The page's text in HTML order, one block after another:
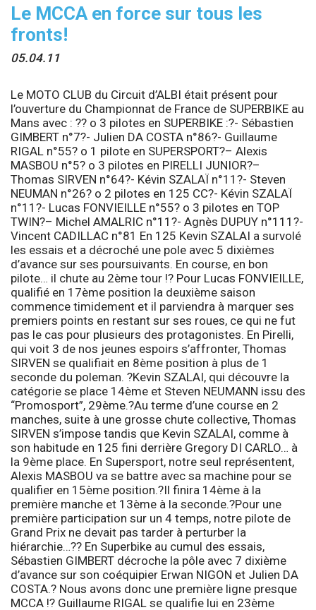
Le MCCA en force sur tous les
fronts!
05.04.11
Le MOTO CLUB du Circuit d’ALBI était présent pour
l’ouverture du Championnat de France de SUPERBIKE au
Mans avec : ?? o 3 pilotes en SUPERBIKE :?- Sébastien
GIMBERT n°7?- Julien DA COSTA n°86?- Guillaume
RIGAL n°55? o 1 pilote en SUPERSPORT?– Alexis
MASBOU n°5? o 3 pilotes en PIRELLI JUNIOR?–
Thomas SIRVEN n°64?- Kévin SZALAÏ n°11?- Steven
NEUMAN n°26? o 2 pilotes en 125 CC?- Kévin SZALAÏ
n°11?- Lucas FONVIEILLE n°55? o 3 pilotes en TOP
TWIN?– Michel AMALRIC n°11?- Agnès DUPUY n°111?-
Vincent CADILLAC n°81 En 125 Kevin SZALAI a survolé
les essais et a décroché une pole avec 5 dixièmes
d’avance sur ses poursuivants. En course, en bon
pilote… il chute au 2ème tour !? Pour Lucas FONVIEILLE,
qualifié en 17ème position la deuxième saison
commence timidement et il parviendra à marquer ses
premiers points en restant sur ses roues, ce qui ne fut
pas le cas pour plusieurs des protagonistes. En Pirelli,
qui voit 3 de nos jeunes espoirs s’affronter, Thomas
SIRVEN se qualifiait en 8ème position à plus de 1
seconde du poleman. ?Kevin SZALAI, qui découvre la
catégorie se place 14ème et Steven NEUMANN issu des
“Promosport”, 29ème.?Au terme d’une course en 2
manches, suite à une grosse chute collective, Thomas
SIRVEN s’impose tandis que Kevin SZALAI, comme à
son habitude en 125 fini derrière Gregory DI CARLO… à
la 9ème place. En Supersport, notre seul représentent,
Alexis MASBOU va se battre avec sa machine pour se
qualifier en 15ème position.?Il finira 14ème à la
première manche et 13ème à la seconde.?Pour une
première participation sur un 4 temps, notre pilote de
Grand Prix ne devait pas tarder à perturber la
hiérarchie…?? En Superbike au cumul des essais,
Sébastien GIMBERT décroche la pôle avec 7 dixième
d’avance sur son coéquipier Erwan NIGON et Julien DA
COSTA.? Nous avons donc une première ligne presque
MCCA !? Guillaume RIGAL se qualifie lui en 23ème